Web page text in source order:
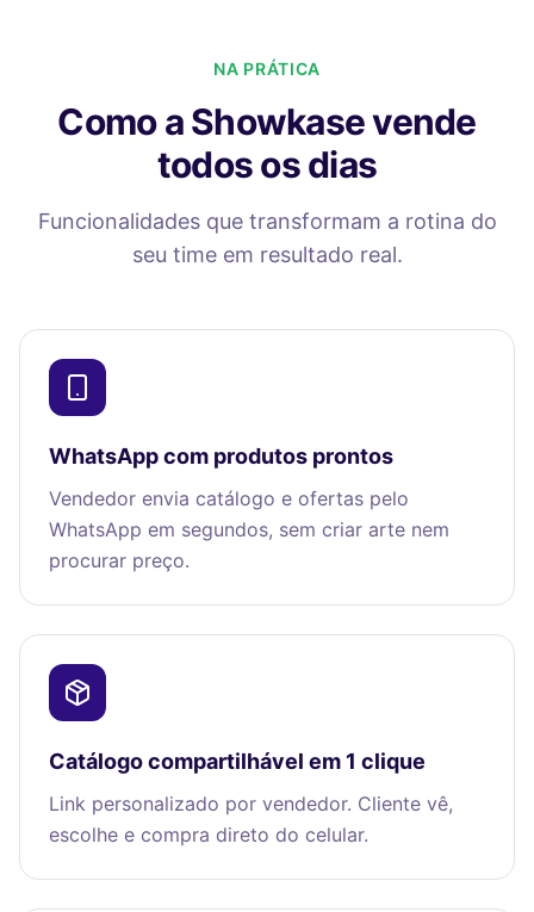
NA PRÁTICA
Como a Showkase vende
todos os dias
Funcionalidades que transformam a rotina do
seu time em resultado real.
WhatsApp com produtos prontos
Vendedor envia catálogo e ofertas pelo
WhatsApp em segundos, sem criar arte nem
procurar preço.
Catálogo compartilhável em 1 clique
Link personalizado por vendedor. Cliente vê,
escolhe e compra direto do celular.